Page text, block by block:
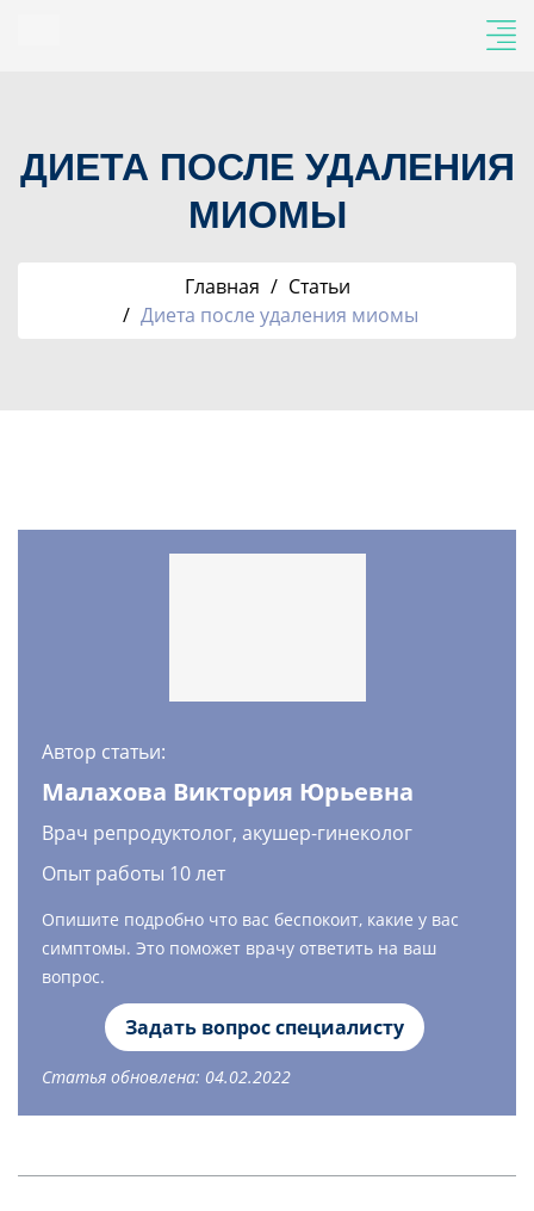
ДИЕТА ПОСЛЕ УДАЛЕНИЯ
МИОМЫ
Главная
Статьи
Диета после удаления миомы
Автор статьи:
Малахова Виктория Юрьевна
Врач репродуктолог, акушер-гинеколог
Опыт работы 10 лет
Опишите подробно что вас беспокоит, какие у вас
симптомы. Это поможет врачу ответить на ваш
вопрос.
Задать вопрос специалисту
Статья обновлена: 04.02.2022